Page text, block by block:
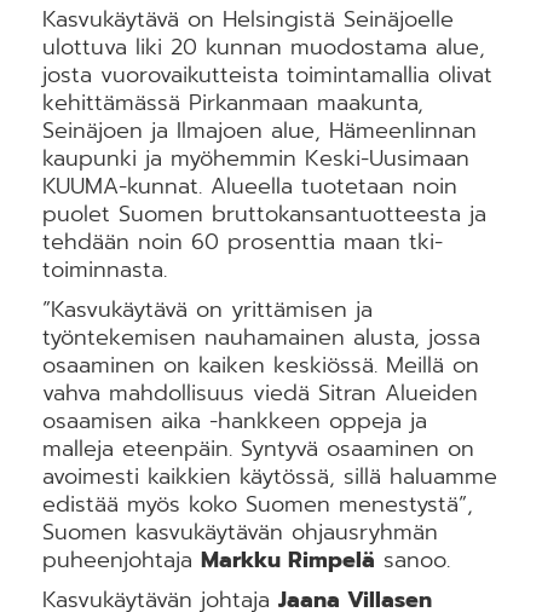
Kasvukäytävä on Helsingistä Seinäjoelle
ulottuva liki 20 kunnan muodostama alue,
josta vuorovaikutteista toimintamallia olivat
kehittämässä Pirkanmaan maakunta,
Seinäjoen ja Ilmajoen alue, Hämeenlinnan
kaupunki ja myöhemmin Keski-Uusimaan
KUUMA-kunnat. Alueella tuotetaan noin
puolet Suomen bruttokansantuotteesta ja
tehdään noin 60 prosenttia maan tki-
toiminnasta.
”Kasvukäytävä on yrittämisen ja
työntekemisen nauhamainen alusta, jossa
osaaminen on kaiken keskiössä. Meillä on
vahva mahdollisuus viedä Sitran Alueiden
osaamisen aika -hankkeen oppeja ja
malleja eteenpäin. Syntyvä osaaminen on
avoimesti kaikkien käytössä, sillä haluamme
edistää myös koko Suomen menestystä”,
Suomen kasvukäytävän ohjausryhmän
puheenjohtaja Markku Rimpelä sanoo.
Kasvukäytävän johtaja Jaana Villasen